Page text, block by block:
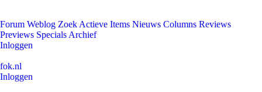
Forum Weblog Zoek Actieve Items Nieuws Columns Reviews
Previews Specials Archief
Inloggen
fok.nl
Inloggen